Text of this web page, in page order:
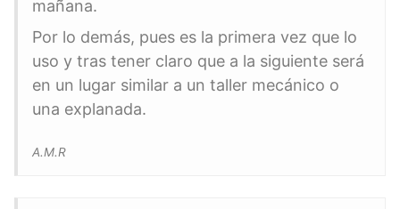
mañana.
Por lo demás, pues es la primera vez que lo
uso y tras tener claro que a la siguiente será
en un lugar similar a un taller mecánico o
una explanada.
A.M.R